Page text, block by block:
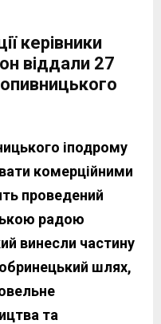
керівники
віддали 27
іподрому
комерційними
проведений
радою
винесли частину
шлях,
та